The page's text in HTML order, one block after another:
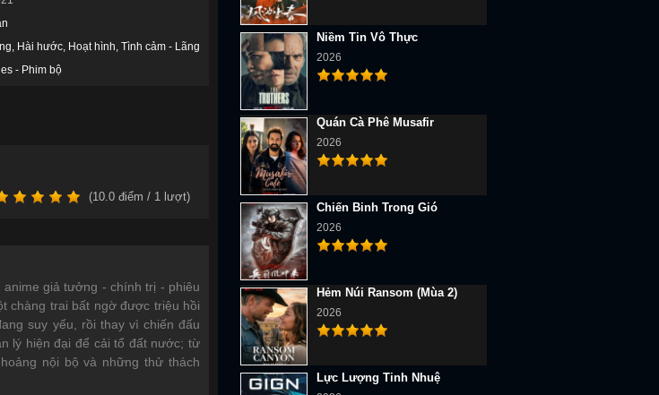
Hài hước Hoạt hình Tình cảm - Lãng
- Phim bộ
(10.0điểm / 1lượt)
anime giả tưởng - chính trị - phiêu
chàng trai bất ngờ được triệu hồi
suy yếu, rồi thay vì chiến đấu
lý hiện đại để cải tổ đất nước; từ
nội bộ và những thử thách
Niềm Tin Vô Thực
2026
Quán Cà Phê Musafir
2026
Chiến Binh Trong Gió
2026
Hẻm Núi Ransom (Mùa 2)
2026
Lực Lượng Tinh Nhuệ